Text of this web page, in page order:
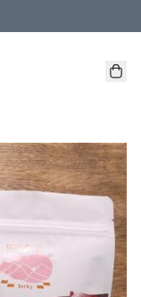
、本地取貨 )